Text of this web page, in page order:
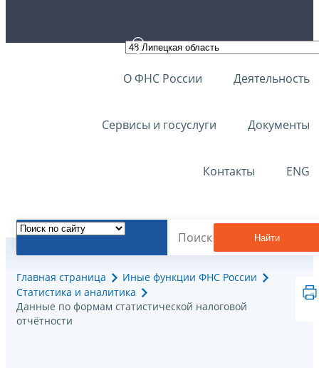
О ФНС России Деятельность
Сервисы и госуслуги Документы
Контакты ENG
Найти
Главная страница
Иные функции ФНС России
Статистика и аналитика
Данные по формам статистической налоговой
отчётности